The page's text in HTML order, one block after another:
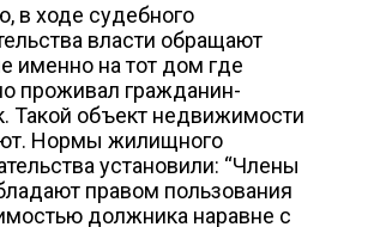
в ходе судебного
власти обращают
именно на тот дом где
проживал гражданин-
Такой объект недвижимости
Нормы жилищного
установили: “Члены
правом пользования
должника наравне с